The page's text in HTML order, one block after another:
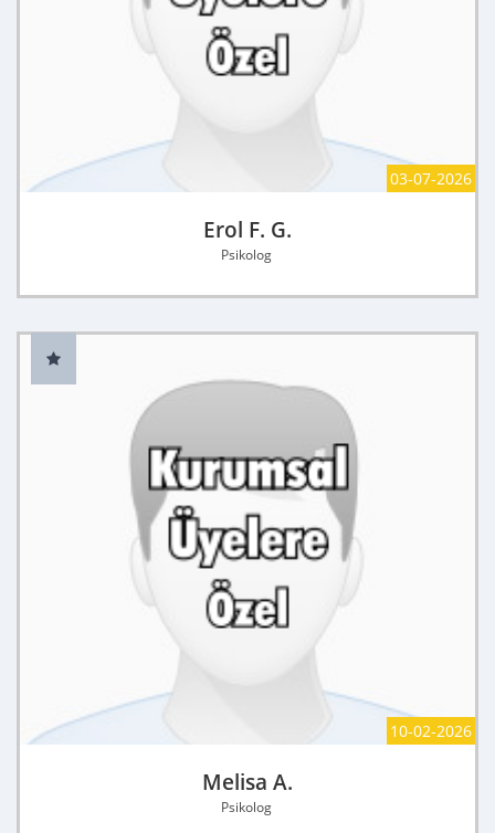
03-07-2026
Erol F. G.
Psikolog
10-02-2026
Melisa A.
Psikolog